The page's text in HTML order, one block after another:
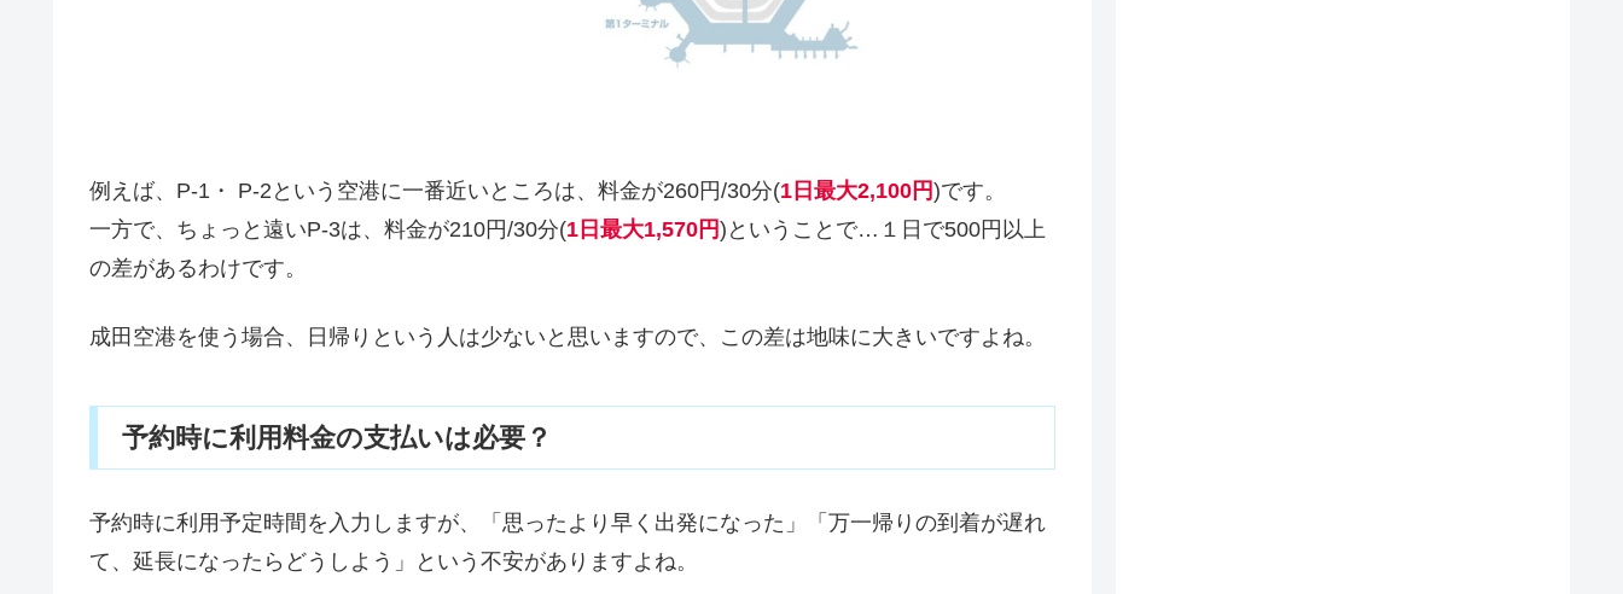
例えば、P-1・ P-2という空港に一番近いところは、料金が260円/30分(1日最大2,100円)です。
一方で、ちょっと遠いP-3は、料金が210円/30分(1日最大1,570円)ということで…１日で500円以上
の差があるわけです。
成田空港を使う場合、日帰りという人は少ないと思いますので、この差は地味に大きいですよね。
予約時に利用料金の支払いは必要？
予約時に利用予定時間を入力しますが、「思ったより早く出発になった」「万一帰りの到着が遅れ
て、延長になったらどうしよう」という不安がありますよね。